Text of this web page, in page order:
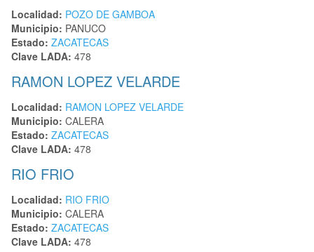
Localidad: POZO DE GAMBOA
Municipio: PANUCO
Estado: ZACATECAS
Clave LADA: 478
RAMON LOPEZ VELARDE
Localidad: RAMON LOPEZ VELARDE
Municipio: CALERA
Estado: ZACATECAS
Clave LADA: 478
RIO FRIO
Localidad: RIO FRIO
Municipio: CALERA
Estado: ZACATECAS
Clave LADA: 478